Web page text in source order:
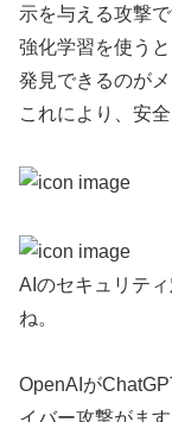
示を与える攻撃で
強化学習を使う
発見できるのがメ
これにより、安
AIのセキュリテ
ね。
OpenAIが